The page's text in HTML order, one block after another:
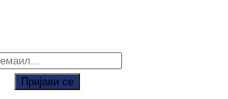
Пријави се